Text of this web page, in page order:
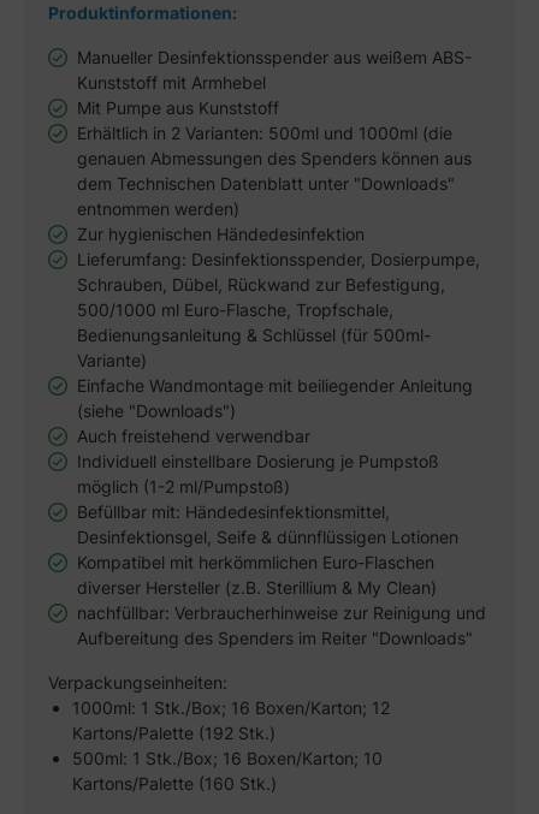
Produktinformationen:
Manueller Desinfektionsspender aus weißem ABS-
Kunststoff mit Armhebel
Mit Pumpe aus Kunststoff
Erhältlich in 2 Varianten: 500ml und 1000ml (die
genauen Abmessungen des Spenders können aus
dem Technischen Datenblatt unter "Downloads"
entnommen werden)
Zur hygienischen Händedesinfektion
Lieferumfang: Desinfektionsspender, Dosierpumpe,
Schrauben, Dübel, Rückwand zur Befestigung,
500/1000 ml Euro-Flasche, Tropfschale,
Bedienungsanleitung & Schlüssel (für 500ml-
Variante)
Einfache Wandmontage mit beiliegender Anleitung
(siehe "Downloads")
Auch freistehend verwendbar
Individuell einstellbare Dosierung je Pumpstoß
möglich (1-2 ml/Pumpstoß)
Befüllbar mit: Händedesinfektionsmittel,
Desinfektionsgel, Seife & dünnflüssigen Lotionen
Kompatibel mit herkömmlichen Euro-Flaschen
diverser Hersteller (z.B. Sterillium & My Clean)
nachfüllbar: Verbraucherhinweise zur Reinigung und
Aufbereitung des Spenders im Reiter "Downloads"
Verpackungseinheiten:
1000ml: 1 Stk./Box; 16 Boxen/Karton; 12
Kartons/Palette (192 Stk.)
500ml: 1 Stk./Box; 16 Boxen/Karton; 10
Kartons/Palette (160 Stk.)